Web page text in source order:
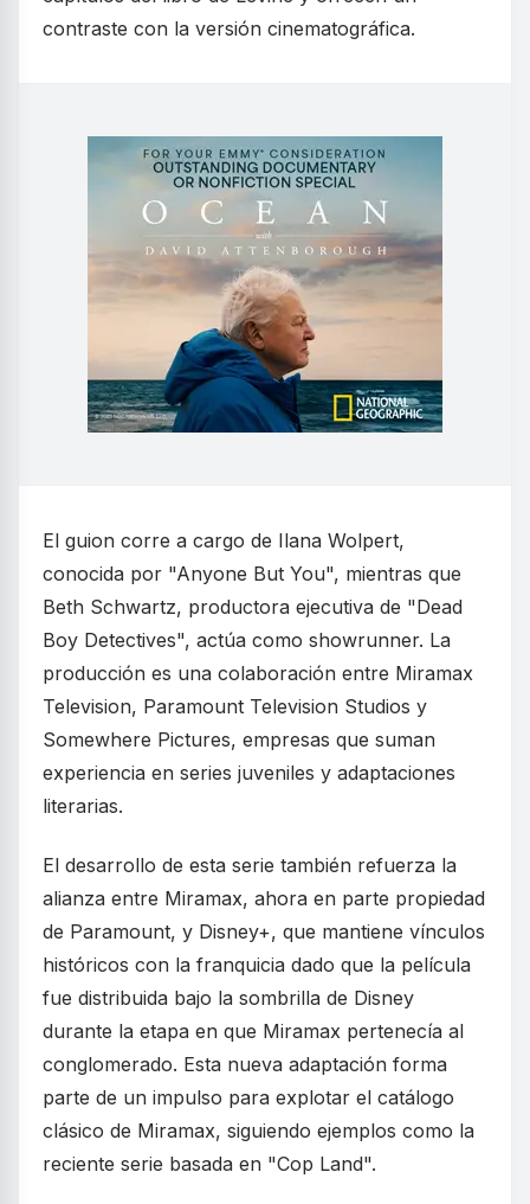
contraste con la versión cinematográfica.
El guion corre a cargo de Ilana Wolpert,
conocida por "Anyone But You", mientras que
Beth Schwartz, productora ejecutiva de "Dead
Boy Detectives", actúa como showrunner. La
producción es una colaboración entre Miramax
Television, Paramount Television Studios y
Somewhere Pictures, empresas que suman
experiencia en series juveniles y adaptaciones
literarias.
El desarrollo de esta serie también refuerza la
alianza entre Miramax, ahora en parte propiedad
de Paramount, y Disney+, que mantiene vínculos
históricos con la franquicia dado que la película
fue distribuida bajo la sombrilla de Disney
durante la etapa en que Miramax pertenecía al
conglomerado. Esta nueva adaptación forma
parte de un impulso para explotar el catálogo
clásico de Miramax, siguiendo ejemplos como la
reciente serie basada en "Cop Land".